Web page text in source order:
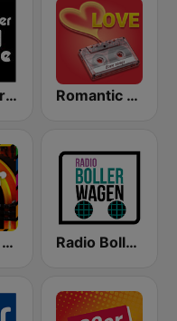
80er 90er OLDIE ANTENNE Romantic Vibes
60er Hits - von 80er 90er OLDIE ANTENNE Radio Bollerwagen